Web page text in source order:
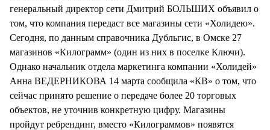
генеральный директор сети Дмитрий БОЛЬШИХ объявил о
том, что компания передаст все магазины сети «Холидею».
Сегодня, по данным справочника Дубльгис, в Омске 27
магазинов «Килограмм» (один из них в поселке Ключи).
Однако начальник отдела маркетинга компании «Холидей»
Анна ВЕДЕРНИКОВА 14 марта сообщила «КВ» о том, что
сейчас принято решение о передаче более 20 торговых
объектов, не уточнив конкретную цифру. Магазины
пройдут ребрендинг, вместо «Килограммов» появятся